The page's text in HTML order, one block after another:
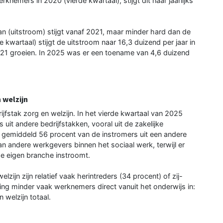
(uitstroom) stijgt vanaf 2021, maar minder hard dan de
kwartaal) stijgt de uitstroom naar 16,3 duizend per jaar in
groeien. In 2025 was er een toename van 4,6 duizend
welzijn
zorg en welzijn. In het vierde kwartaal van 2025
andere bedrijfstakken, vooral uit de zakelijke
56 procent van de instromers uit een andere
andere werkgevers binnen het sociaal werk, terwijl er
eigen branche instroomt.
zijn relatief vaak herintreders (34 procent) of zij-
minder vaak werknemers direct vanuit het onderwijs in:
welzijn totaal.